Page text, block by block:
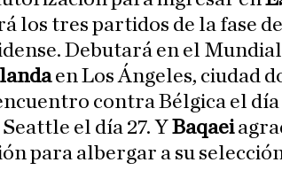
los tres partidos de la fase
Debutará en el
en Los Ángeles, ciudad
contra Bélgica el
el día 27. YBaqaei
para albergar a su